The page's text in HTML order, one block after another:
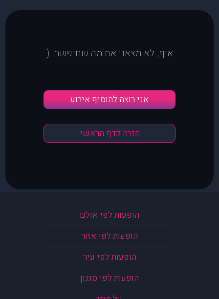
אוף, לא מצאנו את מה שחיפשת :(
אני רוצה להוסיף אירוע
חזרה לדף הראשי
הופעות לפי אולם
הופעות לפי אזור
הופעות לפי עיר
הופעות לפי סגנון